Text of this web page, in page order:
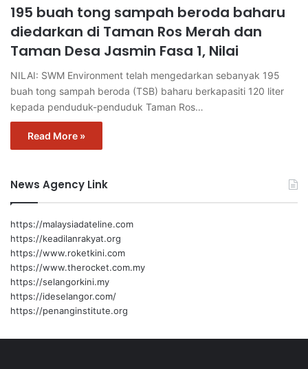
195 buah tong sampah beroda baharu
diedarkan di Taman Ros Merah dan
Taman Desa Jasmin Fasa 1, Nilai
NILAI: SWM Environment telah mengedarkan sebanyak 195
buah tong sampah beroda (TSB) baharu berkapasiti 120 liter
kepada penduduk-penduduk Taman Ros…
Read More »
News Agency Link
https://malaysiadateline.com
https://keadilanrakyat.org
https://www.roketkini.com
https://www.therocket.com.my
https://selangorkini.my
https://ideselangor.com/
https://penanginstitute.org